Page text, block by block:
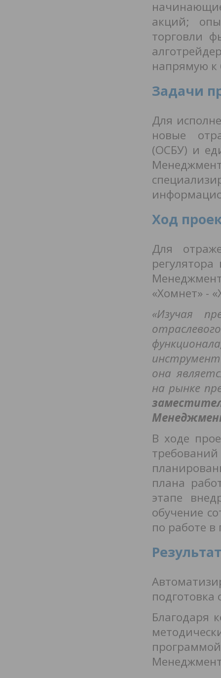
акций;
торговли
напрямую
Задачи
Для
новые
(ОСБУ) и
Ход
Для
«Хомнет» -
«Изучая
она
на рынке
В ходе
плана
этапе
обучение
по работе
подготовка
Благодаря